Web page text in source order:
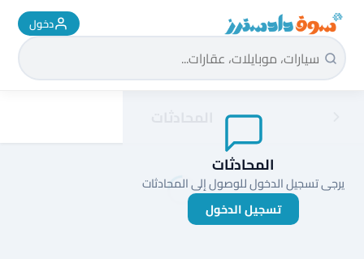
سوق دادسترز الرئيسية دخول
المحادثات
يرجى تسجيل الدخول للوصول إلى المحادثات
تسجيل الدخول